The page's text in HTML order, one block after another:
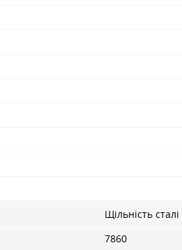
Щільність сталі
7860